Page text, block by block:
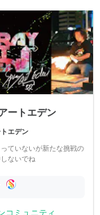
ートエデン
エデン
ていないが新たな挑戦の
ないでね
コミュニティ